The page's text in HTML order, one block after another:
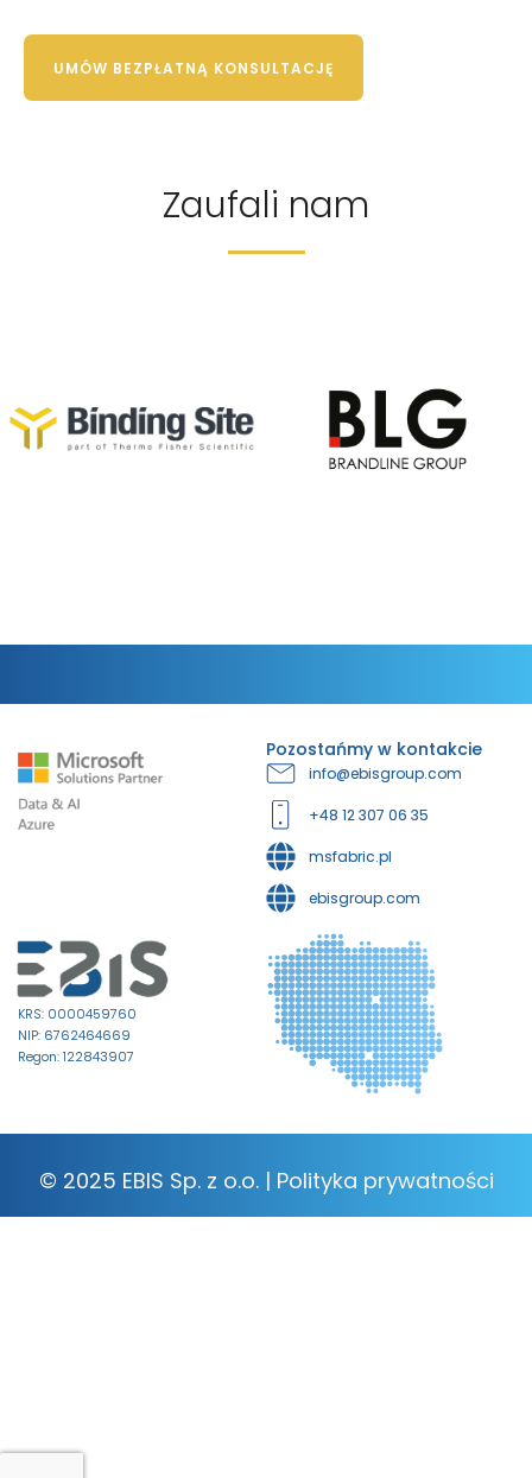
UMÓW BEZPŁATNĄ KONSULTACJĘ
Zaufali nam
Pozostańmy w kontakcie
info@ebisgroup.com
+48 12 307 06 35
msfabric.pl
ebisgroup.com
KRS: 0000459760
NIP: 6762464669
Regon: 122843907
© 2025 EBIS Sp. z o.o. | Polityka prywatności